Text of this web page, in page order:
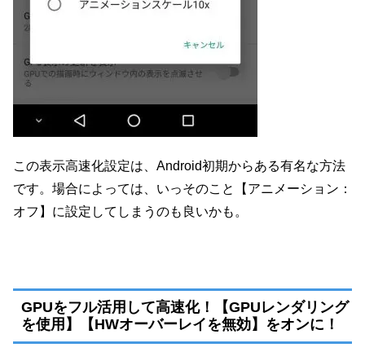
この表示高速化設定は、Android初期からある有名な方法
です。場合によっては、いっそのこと【アニメーション：
オフ】に設定してしまうのも良いかも。
GPUをフル活用して高速化！【GPUレンダリング
を使用】【HWオーバーレイを無効】をオンに！